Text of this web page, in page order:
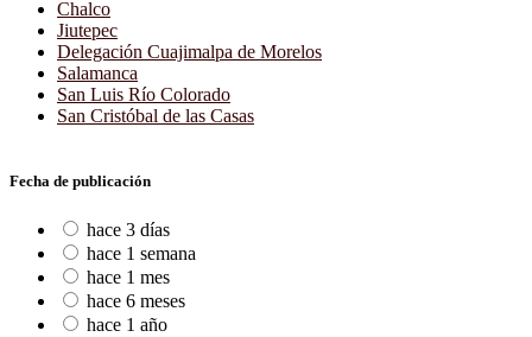
Chalco
Jiutepec
Delegación Cuajimalpa de Morelos
Salamanca
San Luis Río Colorado
San Cristóbal de las Casas
Fecha de publicación
hace 3 días
hace 1 semana
hace 1 mes
hace 6 meses
hace 1 año